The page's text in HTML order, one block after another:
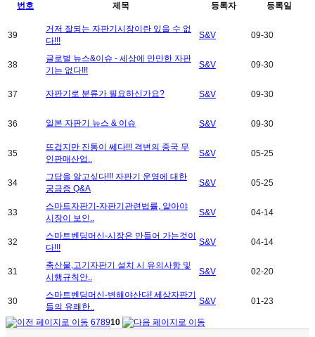
번호 제목 등록자 등록일
39
거저 잘되는 자판기시장이란 있을 수 없
다!!!
S&V 09-30
38
글로벌 뉴스&이슈 - 세상에 만만한 자판
기는 없다!!!
S&V 09-30
37 자판기로 분류가 필요하신가요? S&V 09-30
36 일본 자판기 뉴스 & 이슈 S&V 09-30
35
뜨겁지만 진통이 쎄다!!! 격변의 중국 무
인판매산업..
S&V 05-25
34
그답을 알고싶다!!! 자판기 운영에 대한
궁금증 Q&A
S&V 05-25
33
스마트자판기-자판기관련법률, 알아야
시장이 보인..
S&V 04-14
32
스마트벤딩머신-시장은 만들어 가는것이
다!!!
S&V 04-14
31
축산물,고기자판기 설치 시 유의사항 및
시행규칙안..
S&V 02-20
30
스마트벤딩머신-변해야산다! 세상자판기
들의 유쾌한..
S&V 01-23
678910